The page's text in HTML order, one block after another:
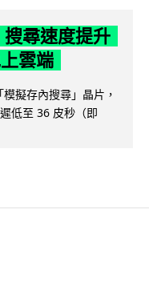
尋速度提升
雲端
擬存內搜尋」晶片，
低至 36 皮秒（即